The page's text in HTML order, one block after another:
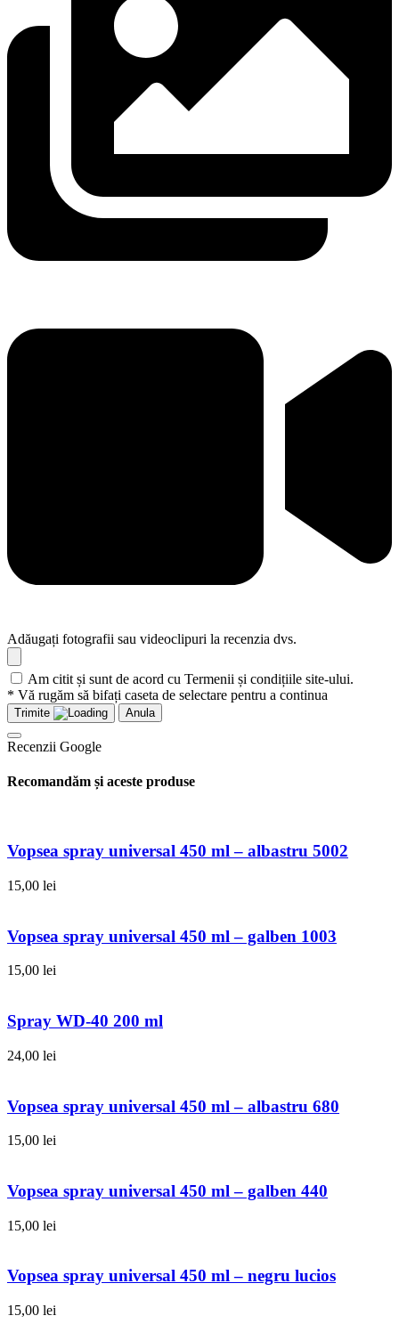
Adăugați fotografii sau videoclipuri la recenzia dvs.
Am citit și sunt de acord cu Termenii și condițiile site-ului.
* Vă rugăm să bifați caseta de selectare pentru a continua
Trimite Anula
Recenzii Google
Recomandăm și aceste produse
Vopsea spray universal 450 ml – albastru 5002
15,00 lei
Vopsea spray universal 450 ml – galben 1003
15,00 lei
Spray WD-40 200 ml
24,00 lei
Vopsea spray universal 450 ml – albastru 680
15,00 lei
Vopsea spray universal 450 ml – galben 440
15,00 lei
Vopsea spray universal 450 ml – negru lucios
15,00 lei